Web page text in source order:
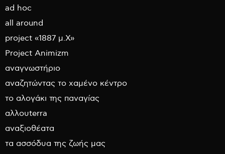
ad hoc
all around
project «1887 μ.Χ»
Project Animizm
αναγνωστήριο
αναζητώντας το χαμένο κέντρο
το αλογάκι της παναγίας
αλλουterra
αναξιοθέατα
τα ασσόδυα της ζωής μας